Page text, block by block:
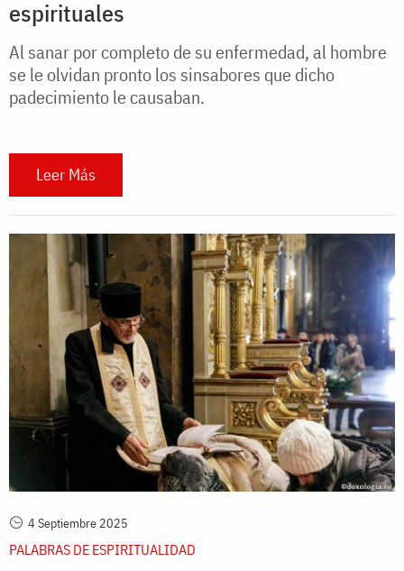
espirituales
Al sanar por completo de su enfermedad, al hombre
se le olvidan pronto los sinsabores que dicho
padecimiento le causaban.
Leer Más
4 Septiembre 2025
PALABRAS DE ESPIRITUALIDAD